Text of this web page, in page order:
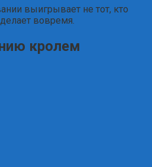
выигрывает не тот, кто
делает вовремя.
кролем